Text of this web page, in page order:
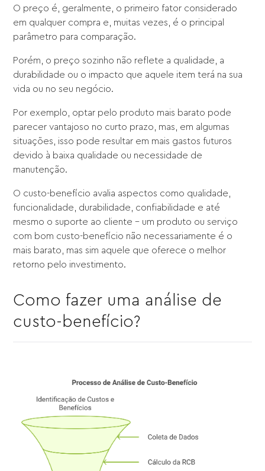
O preço é, geralmente, o primeiro fator considerado
em qualquer compra e, muitas vezes, é o principal
parâmetro para comparação.
Porém, o preço sozinho não reflete a qualidade, a
durabilidade ou o impacto que aquele item terá na sua
vida ou no seu negócio.
Por exemplo, optar pelo produto mais barato pode
parecer vantajoso no curto prazo, mas, em algumas
situações, isso pode resultar em mais gastos futuros
devido à baixa qualidade ou necessidade de
manutenção.
O custo-benefício avalia aspectos como qualidade,
funcionalidade, durabilidade, confiabilidade e até
mesmo o suporte ao cliente – um produto ou serviço
com bom custo-benefício não necessariamente é o
mais barato, mas sim aquele que oferece o melhor
retorno pelo investimento.
Como fazer uma análise de
custo-benefício?